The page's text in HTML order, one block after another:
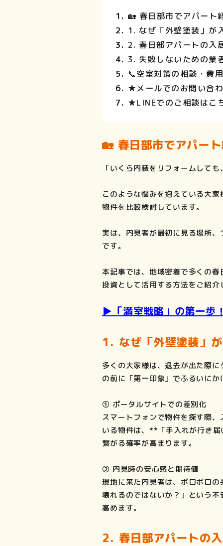
🏡 春日部市でアパート
1. なぜ「外壁塗装」が
2. 春日部アパートの入
3. 失敗しないための業
📞空室対策の相談・費
★メールでのお問い合
★LINEでのご相談はこ
🏡 春日部市でアパー
「いくら内装をリフォームして
このような悩みを抱えている大
物件を比較検討しています。
実は、内見者が最初に見る場所
です。
本記事では、地域密着で多くの
投資として活用する方法をご紹介
▶️「満室戦略」の第一歩
1. なぜ「外壁塗装」
多くの大家様は、退去が出た際
の前に「第一印象」でふるいにか
① ポータルサイトでの差別化
スマートフォンで物件を探す際
いる物件は、**「手入れが行き
繋がる確率が高まります。
② 内見時の安心感と期待値
現地に来た内見者は、ボロボロ
壊れるのではないか？」という
高めます。
2. 春日部アパートの